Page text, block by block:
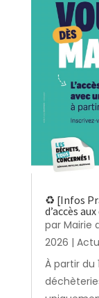
♻️ [Infos
d’accès
par Mairie
2026 |
À partir du